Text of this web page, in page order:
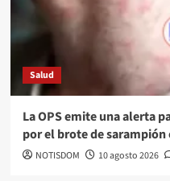
Salud
La OPS emite una alerta
por el brote de sarampión
NOTISDOM 10 agosto 2026